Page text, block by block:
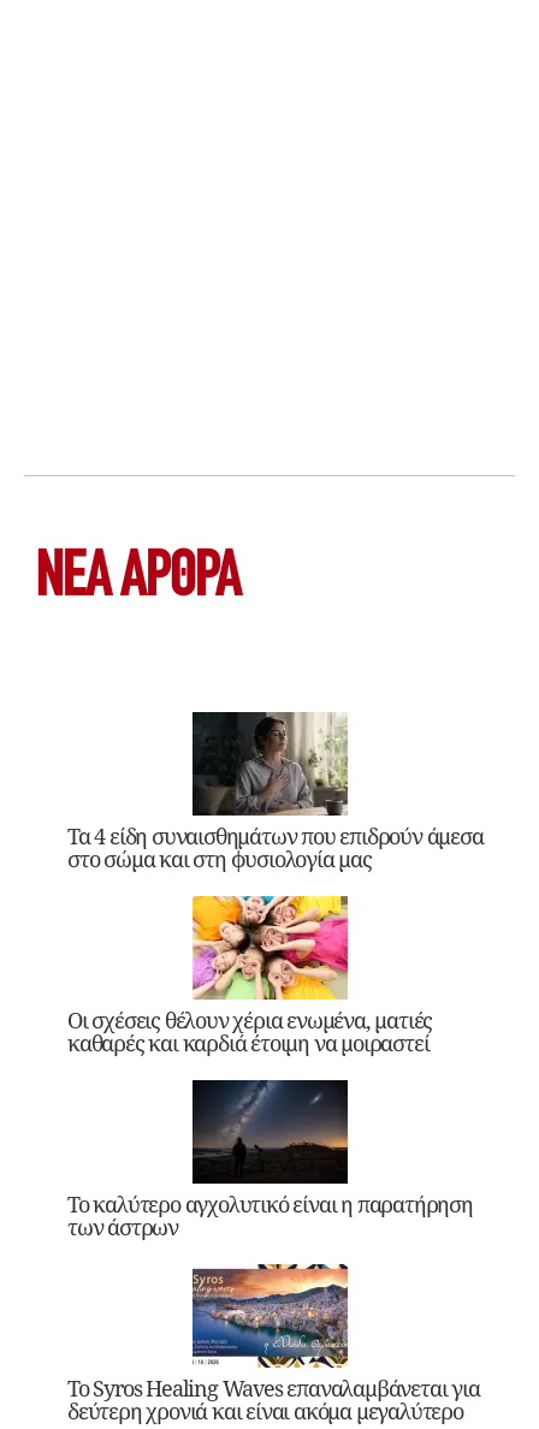
ΝΕΑ ΆΡΘΡΑ
Τα 4 είδη συναισθημάτων που επιδρούν άμεσα
στο σώμα και στη φυσιολογία μας
Οι σχέσεις θέλουν χέρια ενωμένα, ματιές
καθαρές και καρδιά έτοιμη να μοιραστεί
Το καλύτερο αγχολυτικό είναι η παρατήρηση
των άστρων
Το Syros Healing Waves επαναλαμβάνεται για
δεύτερη χρονιά και είναι ακόμα μεγαλύτερο